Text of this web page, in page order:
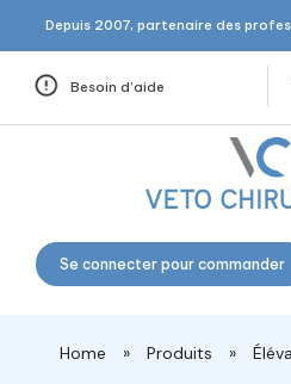
Depuis 2007, partenaire des
Besoin d’aide
Se connecter pour commander
Home » Produits »